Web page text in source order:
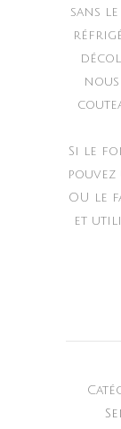
sans
Si le
OU le
et